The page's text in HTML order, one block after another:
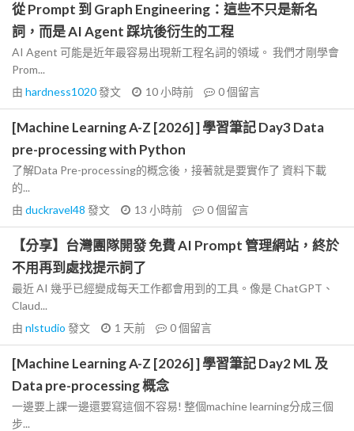
從 Prompt 到 Graph Engineering：這些不只是新名
詞，而是 AI Agent 踩坑後衍生的工程
AI Agent 可能是近年最容易出現新工程名詞的領域。 我們才剛學會
Prom...
由 hardness1020發文 10 小時前 0個留言
[Machine Learning A-Z [2026] ] 學習筆記 Day3 Data
pre-processing with Python
了解Data Pre-processing的概念後，接著就是要實作了 資料下載
的...
由 duckravel48 發文 13 小時前 0個留言
【分享】台灣團隊開發 免費 AI Prompt 管理網站，終於
不用再到處找提示詞了
最近 AI 幾乎已經變成每天工作都會用到的工具。像是 ChatGPT、
Claud...
由 nlstudio 發文 1 天前 0個留言
[Machine Learning A-Z [2026] ] 學習筆記 Day2 ML 及
Data pre-processing 概念
一邊要上課一邊還要寫這個不容易! 整個machine learning分成三個
步...